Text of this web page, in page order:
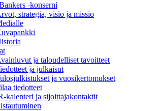
-konserni
strategia, visio ja missio
ja taloudelliset tavoitteet
ja julkaisut
ja vuosikertomukset
tiedotteet
kalenteri ja sijoittajakontaktit